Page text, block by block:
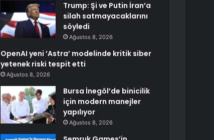
Trump: Şi ve Putin İran’a
silah satmayacaklarını
söyledi
Ağustos 8, 2026
OpenAI yeni ’Astra’ modelinde kritik siber
yetenek riski tespit etti
Ağustos 8, 2026
Bursa İnegöl’de binicilik
için modern manejler
yapılıyor
Ağustos 8, 2026